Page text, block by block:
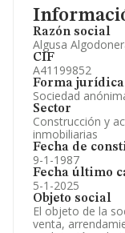
Razón social
Algusa
CIF
A41199852
Forma jurídica
Sociedad
Sector
Construcción y
inmobiliarias
Fecha de
9-1-1987
Fecha último
5-1-2025
Objeto social
El objeto de la
venta,
Información